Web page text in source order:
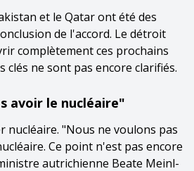
et le Qatar ont été des
de l'accord. Le détroit
complètement ces prochains
clés ne sont pas encore clarifiés.
avoir le nucléaire"
nucléaire. "Nous ne voulons pas
Ce point n'est pas encore
autrichienne Beate Meinl-